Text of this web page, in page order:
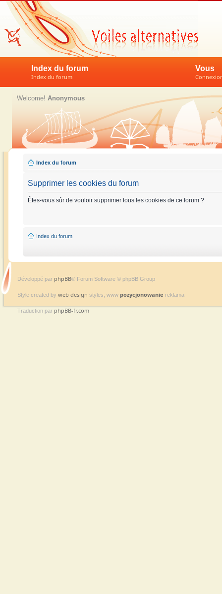
Index du forum
Index du forum
Vous
Welcome! Anonymous
Index du forum
Supprimer les cookies du forum
Êtes-vous sûr de vouloir supprimer tous les cookies de ce forum ?
Index du forum
Développé par phpBB® Forum Software © phpBB Group
Style created by web design styles, www pozycjonowanie reklama
Traduction par phpBB-fr.com